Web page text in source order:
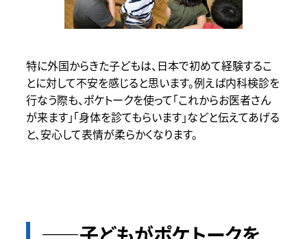
特に外国からきた子どもは、日本で初めて経験するこ
とに対して不安を感じると思います。例えば内科検診を
行なう際も、ポケトークを使って「これからお医者さん
が来ます」「身体を診てもらいます」などと伝えてあげる
と、安心して表情が柔らかくなります。